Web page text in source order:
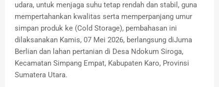
udara, untuk menjaga suhu tetap rendah dan stabil, guna
mempertahankan kwalitas serta memperpanjang umur
simpan produk ke (Cold Storage), pembahasan ini
dilaksanakan Kamis, 07 Mei 2026, berlangsung diJuma
Berlian dan lahan pertanian di Desa Ndokum Siroga,
Kecamatan Simpang Empat, Kabupaten Karo, Provinsi
Sumatera Utara.